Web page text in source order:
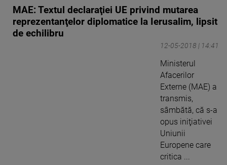
MAE: Textul declaraţiei UE privind mutarea
reprezentanţelor diplomatice la Ierusalim, lipsit
de echilibru
12-05-2018 | 14:41
Ministerul
Afacerilor
Externe (MAE) a
transmis,
sâmbătă, că s-a
opus iniţiativei
Uniunii
Europene care
critica ...